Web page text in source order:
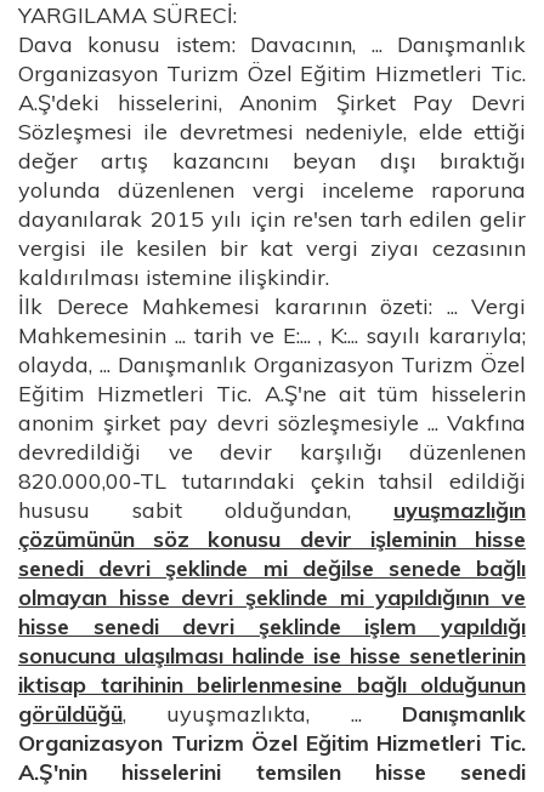
YARGILAMA SÜRECİ:
Dava konusu istem: Davacının, ... Danışmanlık
Organizasyon Turizm Özel Eğitim Hizmetleri Tic.
A.Ş'deki hisselerini, Anonim Şirket Pay Devri
Sözleşmesi ile devretmesi nedeniyle, elde ettiği
değer artış kazancını beyan dışı bıraktığı
yolunda düzenlenen vergi inceleme raporuna
dayanılarak 2015 yılı için re'sen tarh edilen gelir
vergisi ile kesilen bir kat vergi ziyaı cezasının
kaldırılması istemine ilişkindir.
İlk Derece Mahkemesi kararının özeti: ... Vergi
Mahkemesinin ... tarih ve E:... , K:... sayılı kararıyla;
olayda, ... Danışmanlık Organizasyon Turizm Özel
Eğitim Hizmetleri Tic. A.Ş'ne ait tüm hisselerin
anonim şirket pay devri sözleşmesiyle ... Vakfına
devredildiği ve devir karşılığı düzenlenen
820.000,00-TL tutarındaki çekin tahsil edildiği
hususu sabit olduğundan, uyuşmazlığın
çözümünün söz konusu devir işleminin hisse
senedi devri şeklinde mi değilse senede bağlı
olmayan hisse devri şeklinde mi yapıldığının ve
hisse senedi devri şeklinde işlem yapıldığı
sonucuna ulaşılması halinde ise hisse senetlerinin
iktisap tarihinin belirlenmesine bağlı olduğunun
görüldüğü, uyuşmazlıkta, ... Danışmanlık
Organizasyon Turizm Özel Eğitim Hizmetleri Tic.
A.Ş'nin hisselerini temsilen hisse senedi